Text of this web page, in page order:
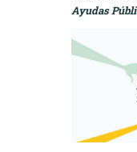
Ayudas